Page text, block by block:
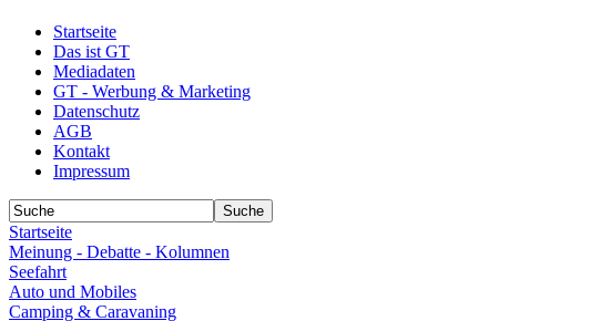
Startseite
Das ist GT
Mediadaten
GT - Werbung & Marketing
Datenschutz
AGB
Kontakt
Impressum
Startseite
Meinung - Debatte - Kolumnen
Seefahrt
Auto und Mobiles
Camping & Caravaning